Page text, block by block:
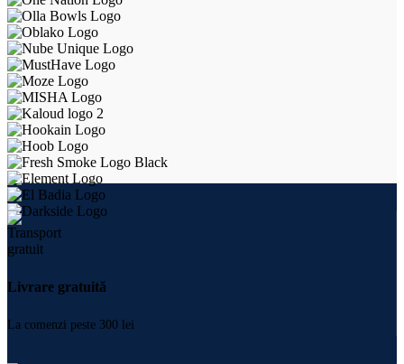
Livrare gratuită
La comenzi peste 300 lei